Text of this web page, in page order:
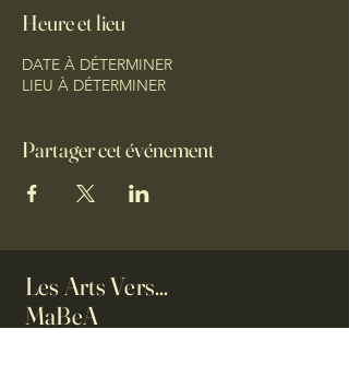
Heure et lieu
DATE À DÉTERMINER
LIEU À DÉTERMINER
Partager cet événement
Les Arts Vers...
MaBeA